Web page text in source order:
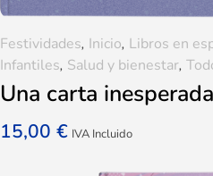
Una carta
15,00 € IVA Incluido
Festividades, Inicio, Libros en
Infantiles, Salud y bienestar,